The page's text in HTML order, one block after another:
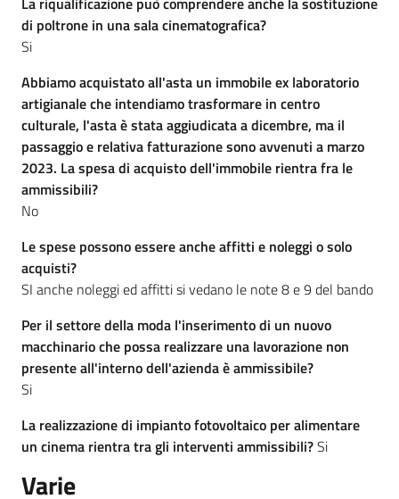
di poltrone in una sala cinematografica?
Si
Abbiamo acquistato all'asta un immobile ex laboratorio
artigianale che intendiamo trasformare in centro
culturale, l'asta è stata aggiudicata a dicembre, ma il
passaggio e relativa fatturazione sono avvenuti a marzo
2023. La spesa di acquisto dell'immobile rientra fra le
ammissibili?
No
Le spese possono essere anche affitti e noleggi o solo
acquisti?
SI anche noleggi ed affitti si vedano le note 8 e 9 del bando
Per il settore della moda l'inserimento di un nuovo
macchinario che possa realizzare una lavorazione non
presente all'interno dell'azienda è ammissibile?
Si
La realizzazione di impianto fotovoltaico per alimentare
un cinema rientra tra gli interventi ammissibili?Si
Varie